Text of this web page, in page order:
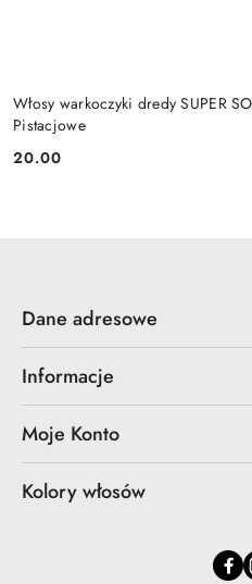
Włosy warkoczyki dredy SUPER
Pistacjowe
Cena:
20.00
Dane adresowe
Informacje
Moje Konto
Kolory włosów